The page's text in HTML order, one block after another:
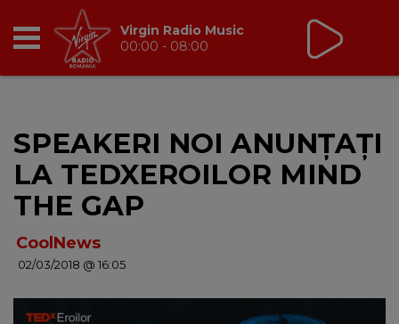
BREAKFAST
TIC TALK
CÂȘTIGĂ
Virgin Radio Music
00:00 - 08:00
SPEAKERI NOI ANUNȚAȚI
LA TEDXEROILOR MIND
THE GAP
CoolNews
02/03/2018 @ 16:05